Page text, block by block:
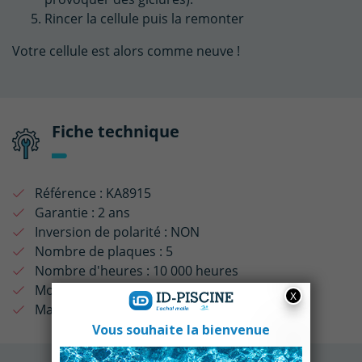
Rincer la cellule puis la remonter
Votre cellule est alors comme neuve !
Fiche technique
Référence : KA8915
Garantie : 2 ans
Inversion de polarité : NON
Nombre de plaques : 5
Nombre d'heures : 10 000 heures
Modèle Electrolyseur : NSC
Marque Electrolyseur :Sterilor